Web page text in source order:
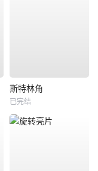
斯特林角
已完结